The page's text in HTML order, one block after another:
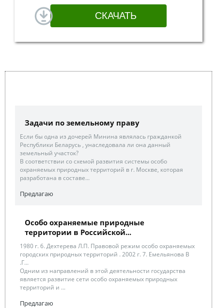
Задачи по земельному праву
Если бы одна из дочерей Минина являлась гражданкой
Республики Беларусь , унаследовала ли она данный
земельный участок?
В соответствии со схемой развития системы особо
охраняемых природных территорий в г. Москве, которая
разработана в составе...
Предлагаю
Особо охраняемые природные
территории в Российской...
1980 г. 6. Дехтерева Л.П. Правовой режим особо охраняемых
городских природных территорий . 2002 г. 7. Емельянова В
.Г...
Одним из направлений в этой деятельности государства
является развитие сети особо охраняемых природных
территорий и ...
Предлагаю